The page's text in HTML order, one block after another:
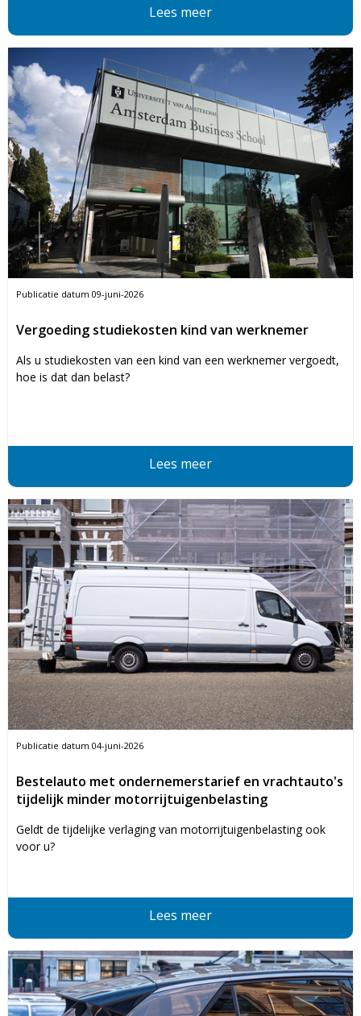
Lees meer
Publicatie datum 09-juni-2026
Vergoeding studiekosten kind van werknemer
Als u studiekosten van een kind van een werknemer vergoedt,
hoe is dat dan belast?
Lees meer
Publicatie datum 04-juni-2026
Bestelauto met ondernemerstarief en vrachtauto's
tijdelijk minder motorrijtuigenbelasting
Geldt de tijdelijke verlaging van motorrijtuigenbelasting ook
voor u?
Lees meer